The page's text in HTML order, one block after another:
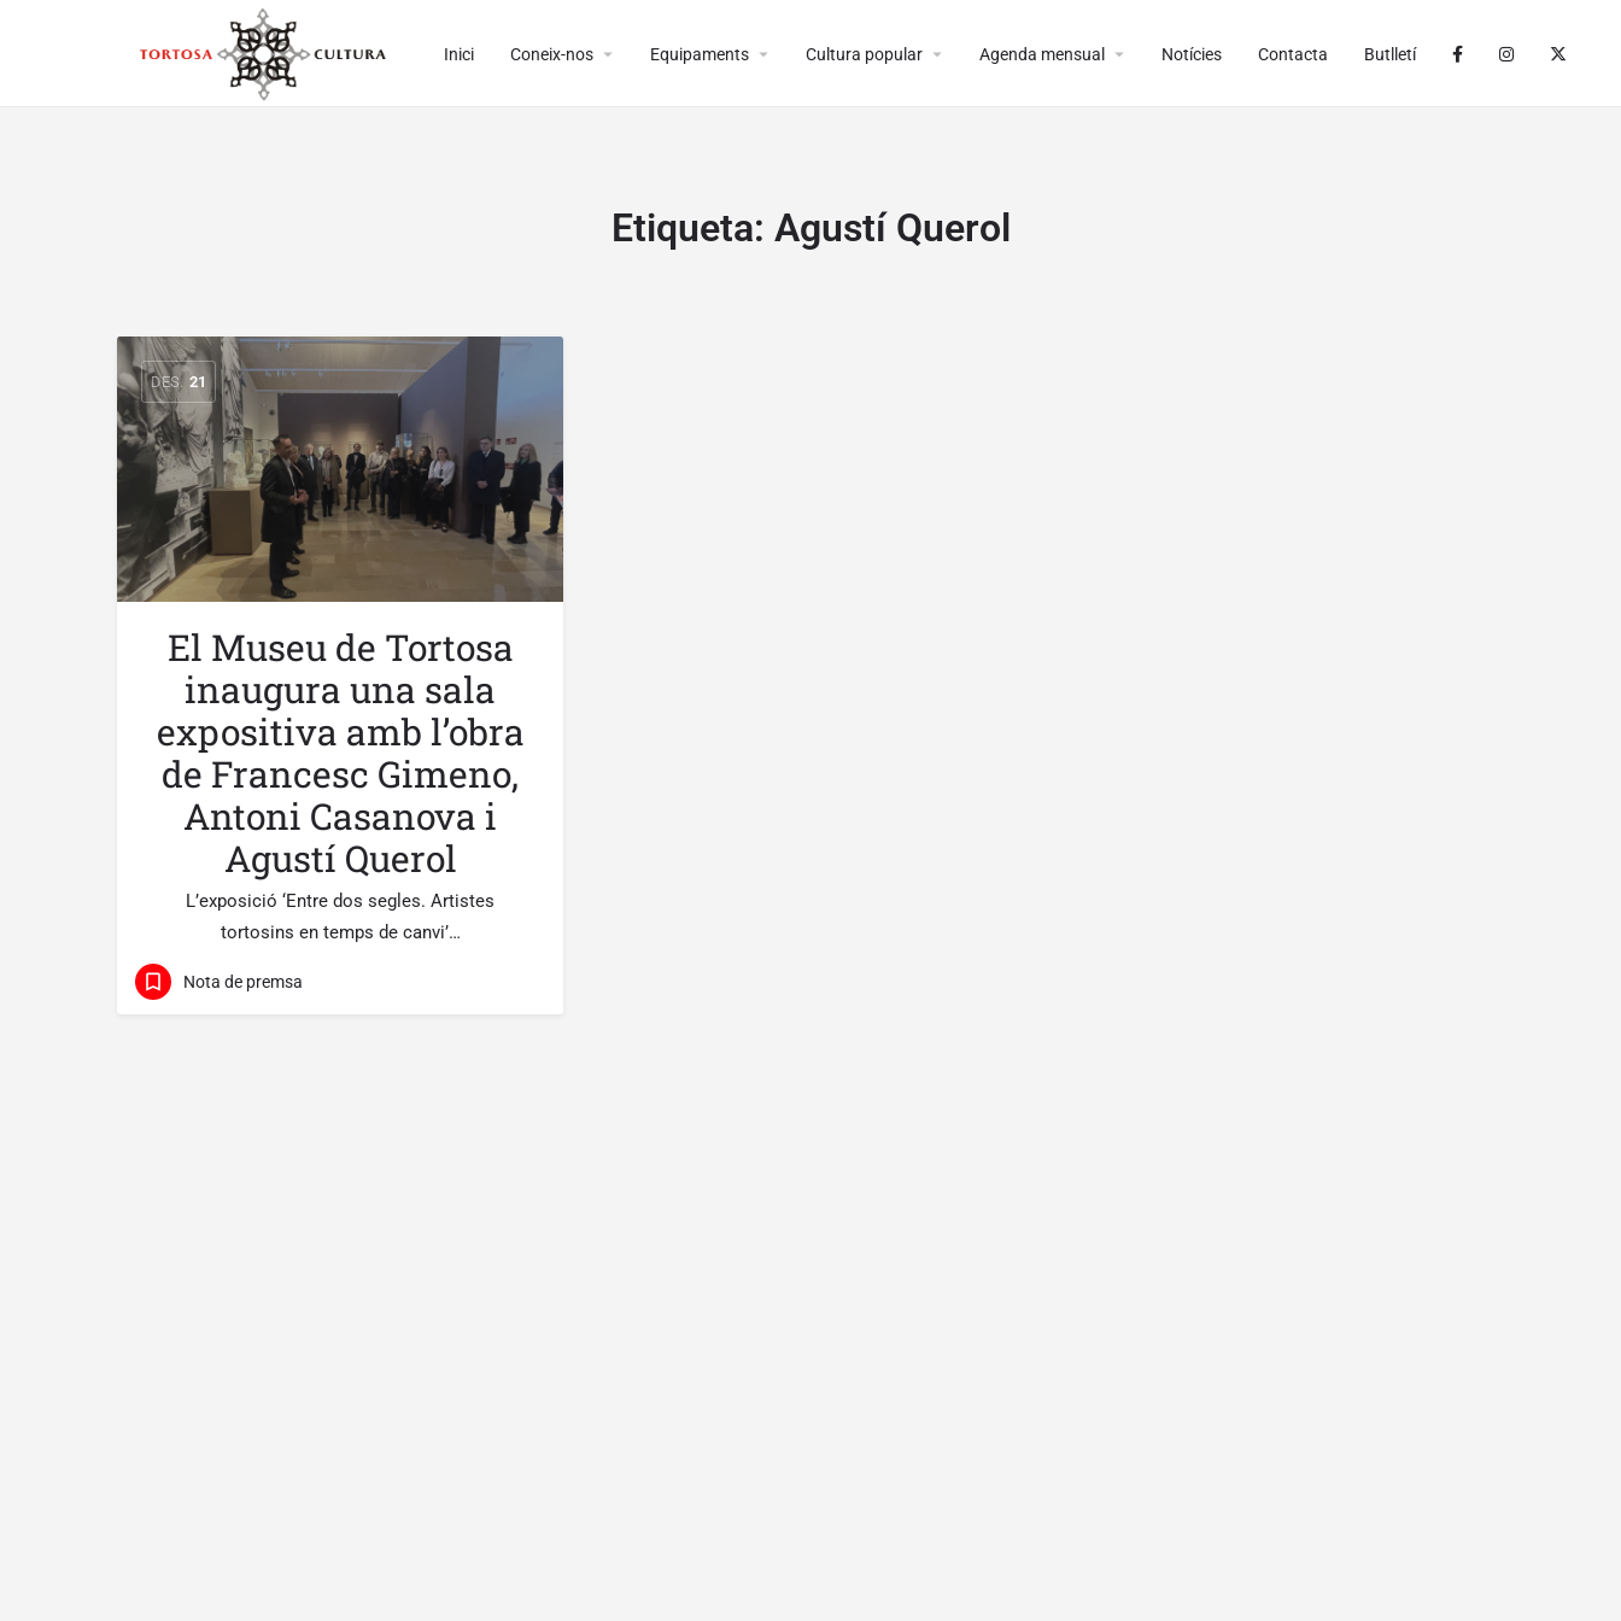
Inici Coneix-nos arrow_drop_down Equipaments arrow_drop_down Cultura popular arrow_drop_down Agenda mensual arrow_drop_down Notícies Contacta Butlletí
Etiqueta: Agustí Querol
DES. 21
El Museu de Tortosa
inaugura una sala
expositiva amb l’obra
de Francesc Gimeno,
Antoni Casanova i
Agustí Querol
L’exposició ‘Entre dos segles. Artistes
tortosins en temps de canvi’…
Nota de premsa